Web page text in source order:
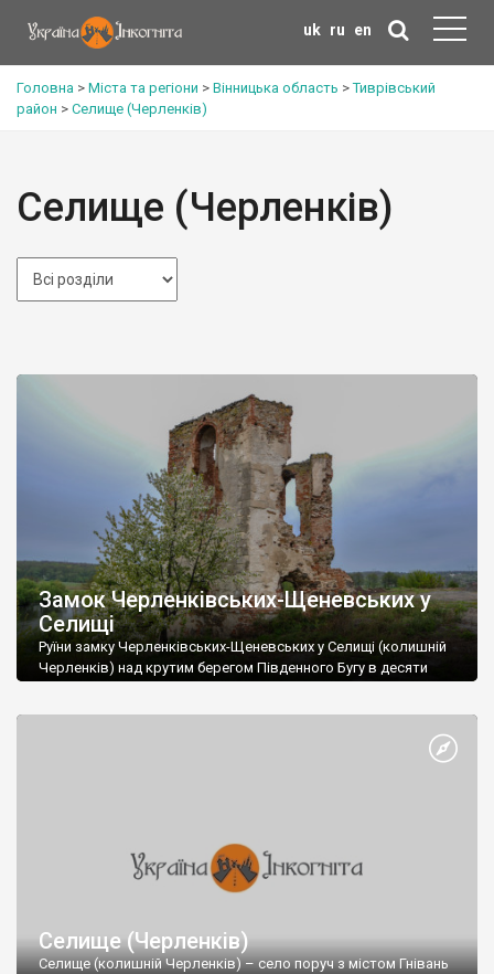
uk ru en
Головна > Міста та регіони > Вінницька область >Тиврівський
район > Селище (Черленків)
Селище (Черленків)
Замок Черленківських-Щеневських у
Селищі
Руїни замку Черленківських-Щеневських у Селищі (колишній
Черленків) над крутим берегом Південного Бугу в десяти
Селище (Черленків)
Селище (колишній Черленків) – село поруч з містом Гнівань